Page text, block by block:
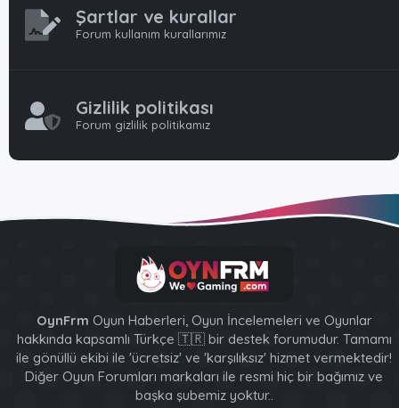
Şartlar ve kurallar
Forum kullanım kurallarımız
Gizlilik politikası
Forum gizlilik politikamız
OynFrm Oyun Haberleri, Oyun İncelemeleri ve Oyunlar
hakkında kapsamlı Türkçe 🇹🇷 bir destek forumudur. Tamamı
ile gönüllü ekibi ile 'ücretsiz' ve 'karşılıksız' hizmet vermektedir!
Diğer Oyun Forumları markaları ile resmi hiç bir bağımız ve
başka şubemiz yoktur..